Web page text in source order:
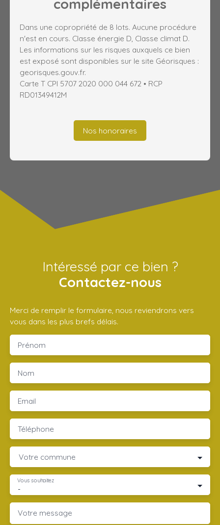
complémentaires
Dans une copropriété de 8 lots. Aucune procédure
n'est en cours. Classe énergie D, Classe climat D.
Les informations sur les risques auxquels ce bien
est exposé sont disponibles sur le site Géorisques :
georisques.gouv.fr.
Carte T CPI 5707 2020 000 044 672 • RCP
RD01349412M
Nos honoraires
Intéressé par ce bien ?
Contactez-nous
Merci de remplir le formulaire, nous reviendrons vers
vous dans les plus brefs délais.
Prénom
Nom
Email
Téléphone
Votre commune
-
Vous souhaitez
Votre message